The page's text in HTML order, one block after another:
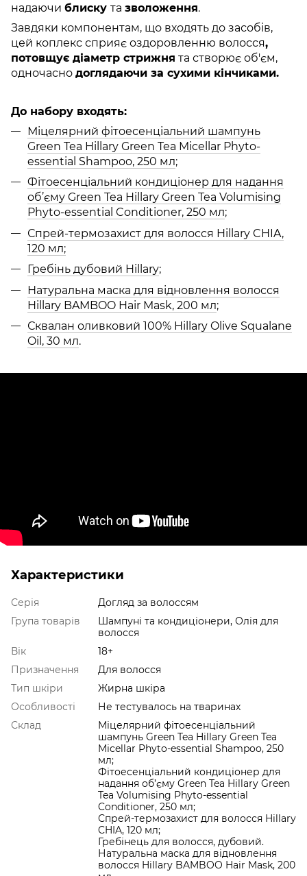
надаючи блиску та зволоження.
Завдяки компонентам, що входять до засобів,
цей коплекс сприяє оздоровленню волосся,
потовщує діаметр стрижня та створює об'єм,
одночасно доглядаючи за сухими кінчиками.
До набору входять:
Міцелярний фітоесенціальний шампунь
Green Tea Hillary Green Tea Micellar Phyto-
essential Shampoo, 250 мл;
Фітоесенціальний кондиціонер для надання
об’єму Green Tea Hillary Green Tea Volumising
Phyto-essential Conditioner, 250 мл;
Спрей-термозахист для волосся Hillary CHIA,
120 мл;
Гребінь дубовий Hillary;
Натуральна маска для відновлення волосся
Hillary BAMBOO Hair Mask, 200 мл;
Сквалан оливковий 100% Hillary Olive Squalane
Oil, 30 мл.
Характеристики
Серія
Догляд за волоссям
Група товарів
Шампуні та кондиціонери, Олія для
волосся
Вік
18+
Призначення
Для волосся
Тип шкіри
Жирна шкіра
Особливості
Не тестувалось на тваринах
Склад
Міцелярний фітоесенціальний
шампунь Green Tea Hillary Green Tea
Micellar Phyto-essential Shampoo, 250
мл;
Фітоесенціальний кондиціонер для
надання об’єму Green Tea Hillary Green
Tea Volumising Phyto-essential
Conditioner, 250 мл;
Спрей-термозахист для волосся Hillary
CHIA, 120 мл;
Гребінець для волосся, дубовий.
Натуральна маска для відновлення
волосся Hillary BAMBOO Hair Mask, 200